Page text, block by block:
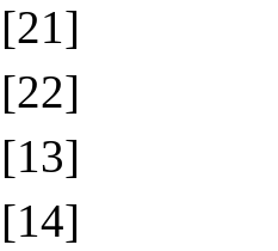
[21]
[22]
[13]
[14]